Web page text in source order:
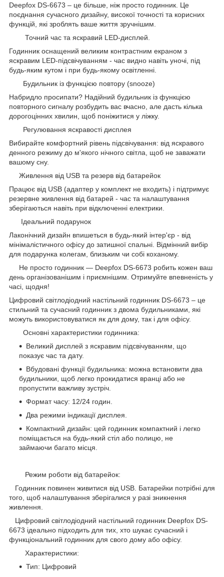
Deepfox DS-6673 – це більше, ніж просто годинник. Це
поєднання сучасного дизайну, високої точності та корисних
функцій, які зроблять ваше життя зручнішим.
Точний час та яскравий LED-дисплей.
Годинник оснащений великим контрастним екраном з
яскравим LED-підсвічуванням - час видно навіть уночі, під
будь-яким кутом і при будь-якому освітленні.
Будильник із функцією повтору (snooze)
Набридло просипати? Надійний будильник із функцією
повторного сигналу розбудить вас вчасно, але дасть кілька
дорогоцінних хвилин, щоб поніжитися у ліжку.
Регулювання яскравості дисплея
Вибирайте комфортний рівень підсвічування: від яскравого
денного режиму до м'якого нічного світла, щоб не заважати
вашому сну.
Живлення від USB та резерв від батарейок
Працює від USB (адаптер у комплект не входить) і підтримує
резервне живлення від батарей - час та налаштування
зберігаються навіть при відключенні електрики.
Ідеальний подарунок
Лаконічний дизайн впишеться в будь-який інтер'єр - від
мінімалістичного офісу до затишної спальні. Відмінний вибір
для подарунка колегам, близьким чи собі коханому.
Не просто годинник — Deepfox DS-6673 робить кожен ваш
день організованішим і приємнішим. Отримуйте впевненість у
часі, щодня!
Цифровий світлодіодний настільний годинник DS-6673 – це
стильний та сучасний годинник з двома будильниками, які
можуть використовуватися як для дому, так і для офісу.
Основні характеристики годинника:
Великий дисплей з яскравим підсвічуванням, що
показує час та дату.
Вбудовані функції будильника: можна встановити два
будильники, щоб легко прокидатися вранці або не
пропустити важливу зустріч.
Формат часу: 12/24 годин.
Два режими індикації дисплея.
Компактний дизайн: цей годинник компактний і легко
поміщається на будь-який стіл або полицю, не
займаючи багато місця.
Режим роботи від батарейок:
Годинник повинен живитися від USB. Батарейки потрібні для
того, щоб налаштування зберігалися у разі зникнення
живлення.
Цифровий світлодіодний настільний годинник Deepfox DS-
6673 ідеально підходить для тих, хто шукає сучасний і
функціональний годинник для свого дому або офісу.
Характеристики:
Тип: Цифровий